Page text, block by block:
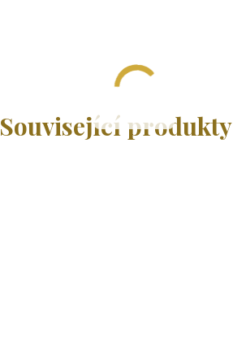
Související produkty